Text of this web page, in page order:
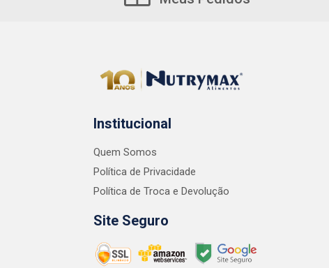
Institucional
Quem Somos
Política de Privacidade
Política de Troca e Devolução
Site Seguro